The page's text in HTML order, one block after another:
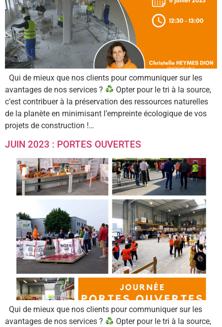
Qui de mieux que nos clients pour communiquer sur les
avantages de nos services ?
Opter pour le tri à la source,
c’est contribuer à la préservation des ressources naturelles
de la planète en minimisant l’empreinte écologique de vos
projets de construction !…
JUIN 2023 : PORTES OUVERTES
Qui de mieux que nos clients pour communiquer sur les
avantages de nos services ?
Opter pour le tri à la source,